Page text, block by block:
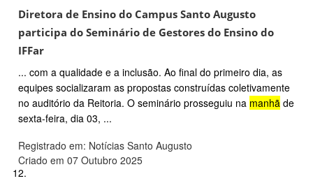
Diretora de Ensino do Campus Santo Augusto
participa do Seminário de Gestores do Ensino do
IFFar
... com a qualidade e a inclusão. Ao final do primeiro dia, as
equipes socializaram as propostas construídas coletivamente
no auditório da Reitoria. O seminário prosseguiu na manhã de
sexta-feira, dia 03, ...
Registrado em: Notícias Santo Augusto
Criado em 07 Outubro 2025
12.